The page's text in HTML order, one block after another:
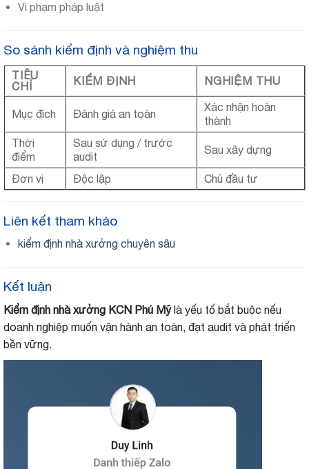
Vi phạm pháp luật
So sánh kiểm định và nghiệm thu
TIÊU
CHÍ
KIỂM ĐỊNH NGHIỆM THU
Mục đích Đánh giá an toàn
Xác nhận hoàn
thành
Thời
điểm
Sau sử dụng / trước
audit
Sau xây dựng
Đơn vị Độc lập Chủ đầu tư
Liên kết tham khảo
kiểm định nhà xưởng chuyên sâu
Kết luận
Kiểm định nhà xưởng KCN Phú Mỹlà yếu tố bắt buộc nếu
doanh nghiệp muốn vận hành an toàn, đạt audit và phát triển
bền vững.